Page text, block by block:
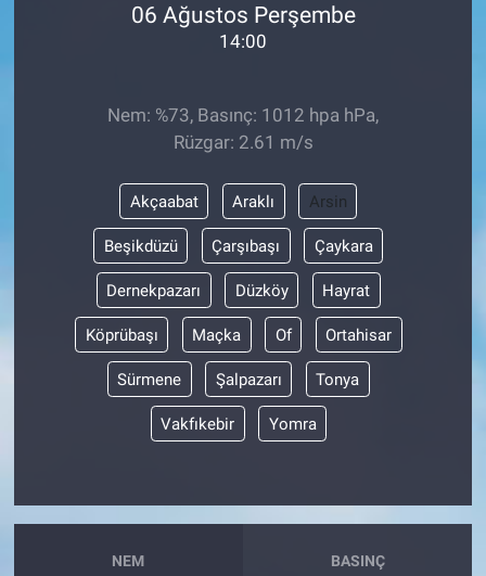
06 Ağustos Perşembe
14:00
Nem: %73, Basınç: 1012 hpa hPa,
Rüzgar: 2.61 m/s
Akçaabat Araklı Arsin
Beşikdüzü Çarşıbaşı Çaykara
Dernekpazarı Düzköy Hayrat
Köprübaşı Maçka Of Ortahisar
Sürmene Şalpazarı Tonya
Vakfıkebir Yomra
NEM BASINÇ